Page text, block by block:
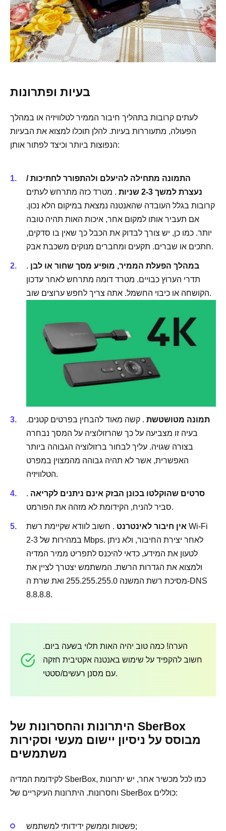
בעיות ופתרונות
לעתים קרובות בתהליך חיבור הממיר לטלוויזיה או במהלך
הפעולה, מתעוררות בעיות. להלן תוכלו למצוא את הבעיות
הנפוצות ביותר וכיצד לפתור אותן:
התמונה מתחילה להיעלם ולהתפורר לחתיכות /
נעצרת למשך 2-3 שניות
. מטרד כזה מתרחש לעתים
קרובות בגלל העובדה שהאנטנה נמצאת במיקום הלא נכון.
אם תעביר אותו למקום אחר, איכות האות תהיה טובה
יותר. כמו כן, יש צורך לבדוק את הכבל כך שאין בו סדקים,
חתכים או שברים. תקעים ומחברים מנוקים משכבת ​​אבק.
במהלך הפעלת הממיר, מופיע מסך שחור או לבן .
תדרי הערוץ כבויים. מטרד דומה מתרחש לאחר עדכון
הקושחה או כיבוי החשמל. אתה צריך לחפש ערוצים שוב.
תמונה מטושטשת . קשה מאוד להבחין בפרטים קטנים.
בעיה זו מצביעה על כך שהרזולוציה על המסך נבחרה
בצורה שגויה. עליך לבחור ברזולוציה הגבוהה ביותר
האפשרית, אשר לא תהיה גבוהה מהמצוין במפרט
הטלוויזיה.
סרטים שהוקלטו בכונן הבזק אינם ניתנים לקריאה .
סביר להניח, הקידומת לא מזהה את הפורמט.
אין חיבור לאינטרנט . חשוב לוודא שקיימת רשת Wi-Fi
במהירות של 2-3 Mbps. לאחר יצירת החיבור, ולא ניתן
לטעון את המידע, כדאי להיכנס לתפריט ממיר המדיה
ולמצוא את הגדרות הרשת. המשתמש יצטרך לציין את
מסיכת רשת המשנה 255.255.255.0 ואת שרת ה-DNS
8.8.8.8.
הערה! כמה טוב יהיה האות תלוי בשעה ביום.
חשוב להקפיד על שימוש באנטנה אקטיבית חזקה
עם מסנן רעשים/סטטי.
היתרונות והחסרונות של SberBox
מבוסס על ניסיון יישום מעשי וסקירות
משתמשים
לקידומת המדיה SberBox, כמו לכל מכשיר אחר, יש יתרונות
וחסרונות. היתרונות העיקריים של SberBox כוללים:
פשטות וממשק ידידותי למשתמש;